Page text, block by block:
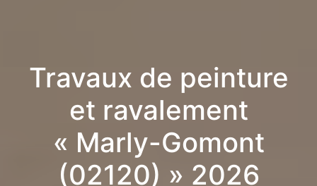
Travaux de peinture
et ravalement
« Marly-Gomont
(02120) » 2026